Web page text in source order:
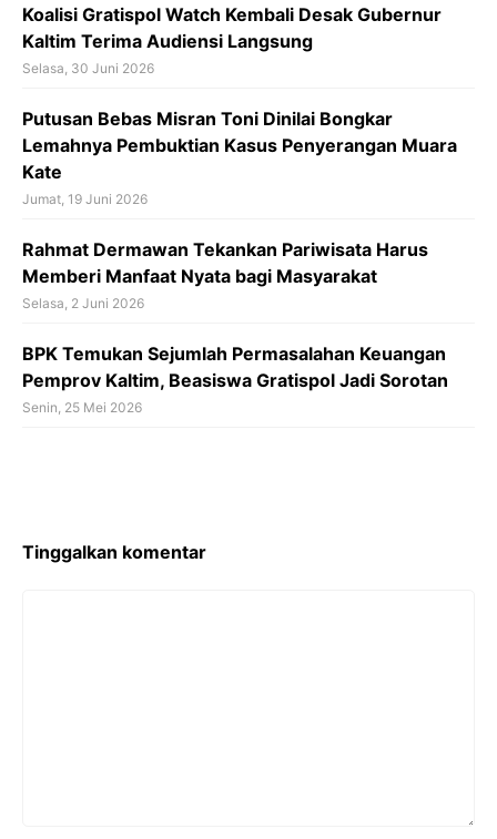
Koalisi Gratispol Watch Kembali Desak Gubernur
Kaltim Terima Audiensi Langsung
Selasa, 30 Juni 2026
Putusan Bebas Misran Toni Dinilai Bongkar
Lemahnya Pembuktian Kasus Penyerangan Muara
Kate
Jumat, 19 Juni 2026
Rahmat Dermawan Tekankan Pariwisata Harus
Memberi Manfaat Nyata bagi Masyarakat
Selasa, 2 Juni 2026
BPK Temukan Sejumlah Permasalahan Keuangan
Pemprov Kaltim, Beasiswa Gratispol Jadi Sorotan
Senin, 25 Mei 2026
Tinggalkan komentar